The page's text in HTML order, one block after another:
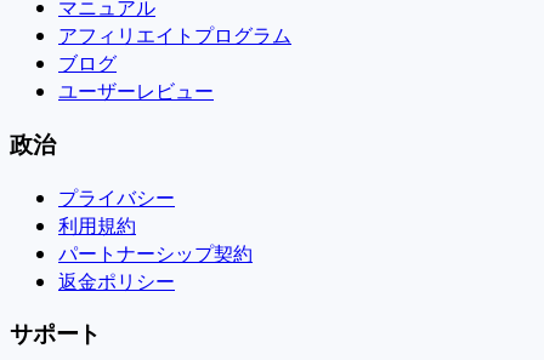
マニュアル
アフィリエイトプログラム
ブログ
ユーザーレビュー
政治
プライバシー
利用規約
パートナーシップ契約
返金ポリシー
サポート